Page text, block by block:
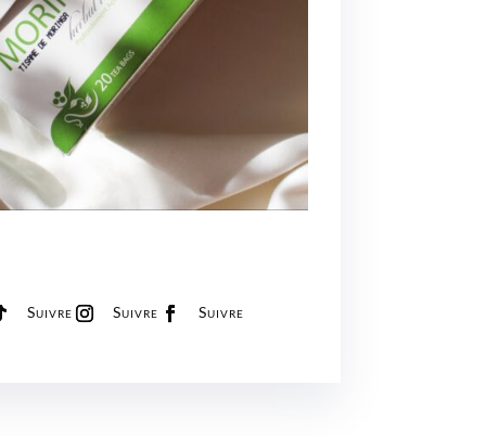
Suivre Suivre Suivre